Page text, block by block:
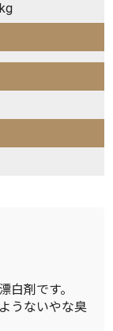
剤です。
うないやな臭